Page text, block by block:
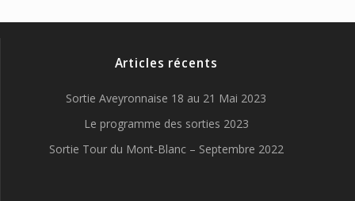
Articles récents
Sortie Aveyronnaise 18 au 21 Mai 2023
Le programme des sorties 2023
Sortie Tour du Mont-Blanc – Septembre 2022